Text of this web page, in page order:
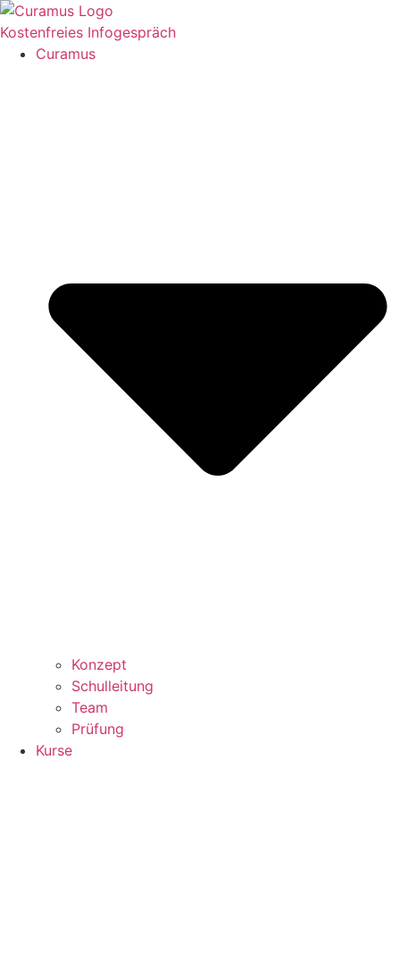
Zum
Inhalt
springen
Kostenfreies Infogespräch
Curamus
Konzept
Schulleitung
Team
Prüfung
Kurse